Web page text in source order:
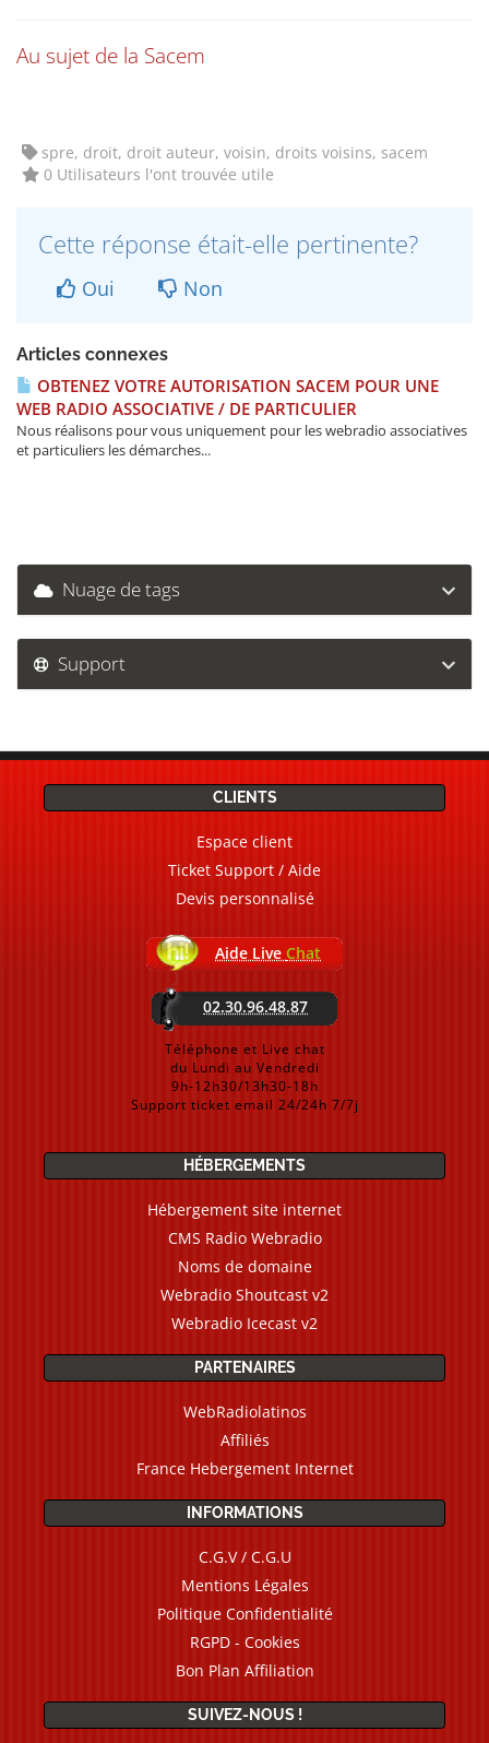
Au sujet de la Sacem
spre, droit, droit auteur, voisin, droits voisins, sacem
0 Utilisateurs l'ont trouvée utile
Cette réponse était-elle pertinente?
Oui Non
Articles connexes
OBTENEZ VOTRE AUTORISATION SACEM POUR UNE
WEB RADIO ASSOCIATIVE / DE PARTICULIER
Nous réalisons pour vous uniquement pour les webradio associatives
et particuliers les démarches...
Nuage de tags
Support
CLIENTS
Espace client
Ticket Support / Aide
Devis personnalisé
Aide Live Chat
02.30.96.48.87
Téléphone et Live chat
du Lundi au Vendredi
9h-12h30/13h30-18h
Support ticket email 24/24h 7/7j
HÉBERGEMENTS
Hébergement site internet
CMS Radio Webradio
Noms de domaine
Webradio Shoutcast v2
Webradio Icecast v2
PARTENAIRES
WebRadiolatinos
Affiliés
France Hebergement Internet
INFORMATIONS
C.G.V / C.G.U
Mentions Légales
Politique Confidentialité
RGPD - Cookies
Bon Plan Affiliation
SUIVEZ-NOUS !